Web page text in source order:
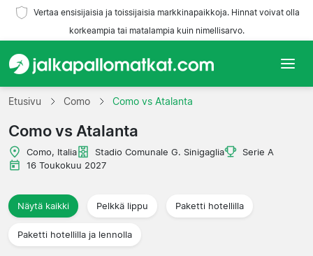
Vertaa ensisijaisia ja toissijaisia markkinapaikkoja. Hinnat voivat olla
korkeampia tai matalampia kuin nimellisarvo.
Etusivu
Joukkueet
Liigat
Matkatoimistoja
Etusivu Como Como vs Atalanta
Como vs Atalanta
Como, Italia Stadio Comunale G. Sinigaglia
Serie A
16 Toukokuu 2027
Näytä kaikki Pelkkä lippu Paketti hotellilla
Paketti hotellilla ja lennolla